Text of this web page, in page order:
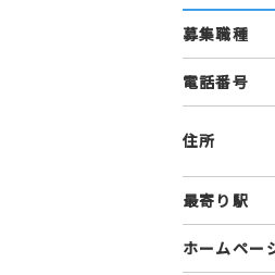
募集職種
電話番号
住所
最寄り駅
ホームペー